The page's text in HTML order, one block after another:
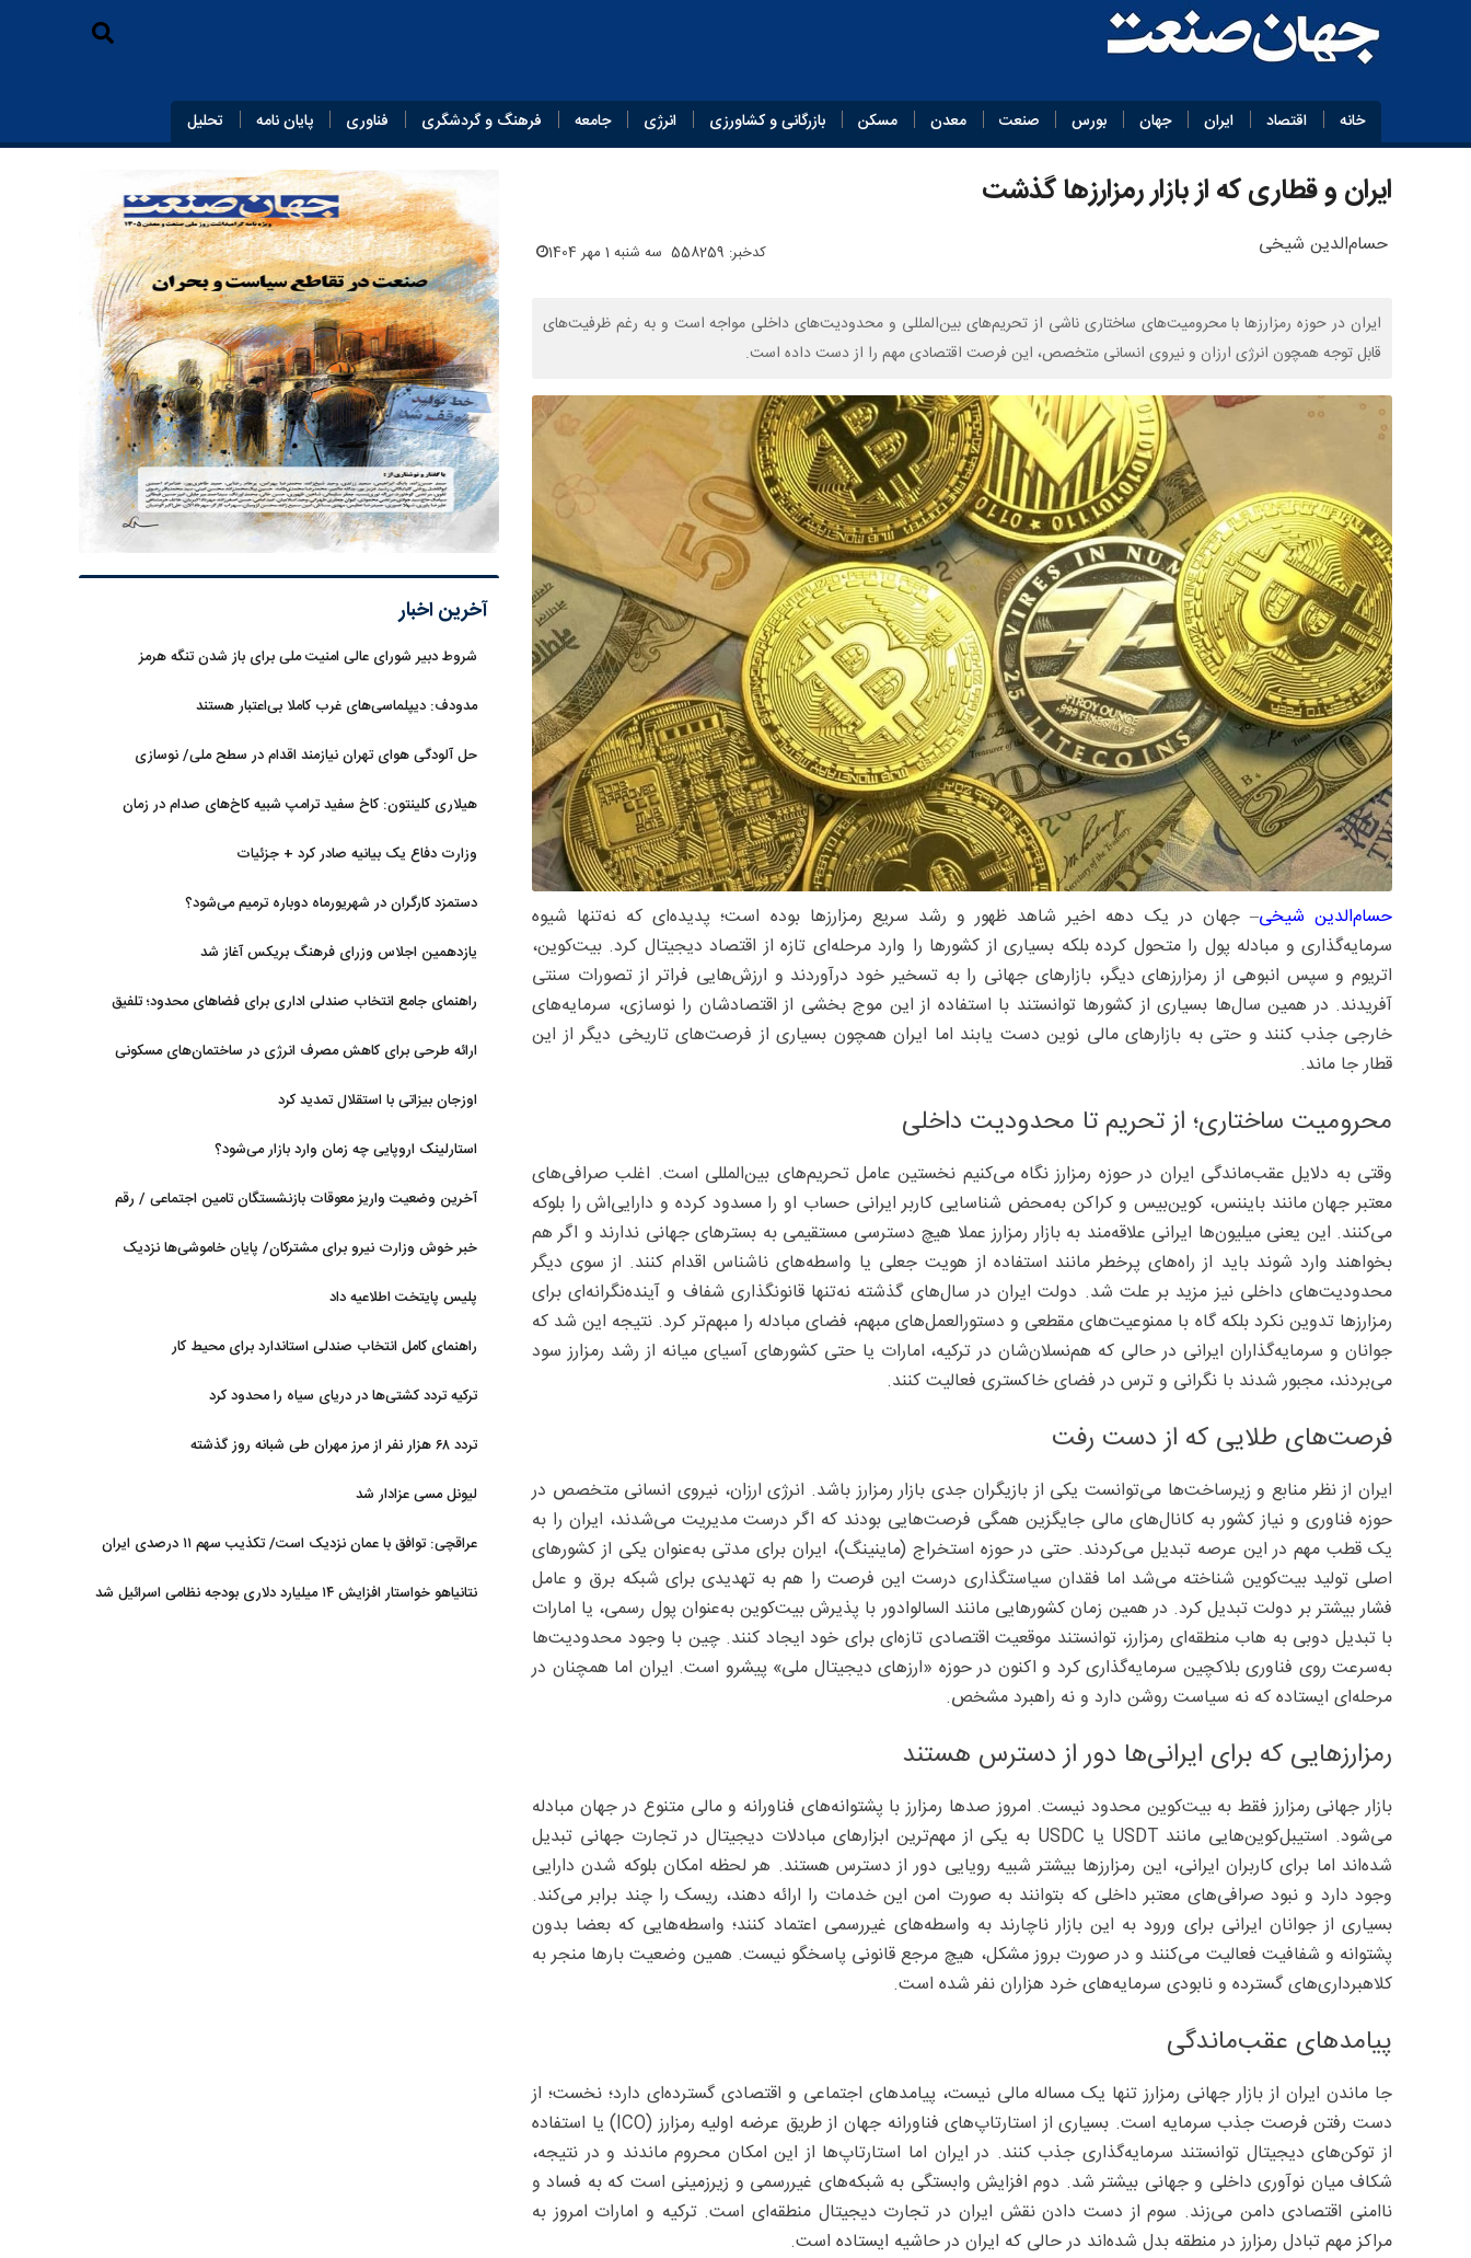
خانه اقتصاد ایران جهان بورس صنعت معدن مسکن بازرگانی و کشاورزی انرژی جامعه فرهنگ و گردشگری فناوری پایان‌ نامه تحلیل
ایران و قطاری که از بازار رمزارزها گذشت
حسام‌الدین شیخی کدخبر: 558259 سه شنبه 1 مهر 1404
ایران در حوزه رمزارزها با محرومیت‌های ساختاری ناشی از تحریم‌های بین‌المللی و محدودیت‌های داخلی مواجه است و به رغم ظرفیت‌های
قابل توجه همچون انرژی ارزان و نیروی انسانی متخصص، این فرصت اقتصادی مهم را از دست داده است.
حسام‌الدین شیخی– جهان در یک دهه اخیر شاهد ظهور و رشد سریع رمزارزها بوده است؛ پدیده‌ای که نه‌تنها شیوه
سرمایه‌گذاری و مبادله پول را متحول کرده بلکه بسیاری از کشورها را وارد مرحله‌ای تازه از اقتصاد دیجیتال کرد. بیت‌کوین،
اتریوم و سپس انبوهی از رمزارزهای دیگر، بازارهای جهانی را به تسخیر خود درآوردند و ارزش‌هایی فراتر از تصورات سنتی
آفریدند. در همین سال‌ها بسیاری از کشورها توانستند با استفاده از این موج بخشی از اقتصادشان را نوسازی، سرمایه‌های
خارجی جذب کنند و حتی به بازارهای مالی نوین دست یابند اما ایران همچون بسیاری از فرصت‌های تاریخی دیگر از این
قطار جا ماند.
محرومیت ساختاری؛ از تحریم تا محدودیت داخلی
وقتی به دلایل عقب‌ماندگی ایران در حوزه رمزارز نگاه می‌کنیم نخستین عامل تحریم‌های بین‌المللی است. اغلب صرافی‌های
معتبر جهان مانند بایننس، کوین‌بیس و کراکن به‌محض شناسایی کاربر ایرانی حساب او را مسدود کرده و دارایی‌اش را بلوکه
می‌کنند. این یعنی میلیون‌ها ایرانی علاقه‌مند به بازار رمزارز عملا هیچ دسترسی مستقیمی به بسترهای جهانی ندارند و اگر هم
بخواهند وارد شوند باید از راه‌های پرخطر مانند استفاده از هویت جعلی یا واسطه‌های ناشناس اقدام کنند. از سوی دیگر
محدودیت‌های داخلی نیز مزید بر علت شد. دولت ایران در سال‌های گذشته نه‌تنها قانونگذاری شفاف و آینده‌نگرانه‌ای برای
رمزارزها تدوین نکرد بلکه گاه با ممنوعیت‌های مقطعی و دستورالعمل‌های مبهم، فضای مبادله را مبهم‌تر کرد. نتیجه این شد که
جوانان و سرمایه‌گذاران ایرانی در حالی که هم‌نسلان‌شان در ترکیه، امارات یا حتی کشورهای آسیای میانه از رشد رمزارز سود
می‌بردند، مجبور شدند با نگرانی و ترس در فضای خاکستری فعالیت کنند.
فرصت‌های طلایی که از دست رفت
ایران از نظر منابع و زیرساخت‌ها می‌توانست یکی از بازیگران جدی بازار رمزارز باشد. انرژی ارزان، نیروی انسانی متخصص در
حوزه فناوری و نیاز کشور به کانال‌های مالی جایگزین همگی فرصت‌هایی بودند که اگر درست مدیریت می‌شدند، ایران را به
یک قطب مهم در این عرصه تبدیل می‌کردند. حتی در حوزه استخراج (ماینینگ)، ایران برای مدتی به‌عنوان یکی از کشورهای
اصلی تولید بیت‌کوین شناخته می‌شد اما فقدان سیاستگذاری درست این فرصت را هم به تهدیدی برای شبکه برق و عامل
فشار بیشتر بر دولت تبدیل کرد. در همین زمان کشورهایی مانند السالوادور با پذیرش بیت‌کوین به‌عنوان پول رسمی، یا امارات
با تبدیل دوبی به هاب منطقه‌ای رمزارز، توانستند موقعیت اقتصادی تازه‌ای برای خود ایجاد کنند. چین با وجود محدودیت‌ها
به‌سرعت روی فناوری بلاکچین سرمایه‌گذاری کرد و اکنون در حوزه «ارزهای دیجیتال ملی» پیشرو است. ایران اما همچنان در
مرحله‌ای ایستاده که نه سیاست روشن دارد و نه راهبرد مشخص.
رمزارزهایی که برای ایرانی‌ها دور از دسترس‌ هستند
بازار جهانی رمزارز فقط به بیت‌کوین محدود نیست. امروز صدها رمزارز با پشتوانه‌های فناورانه و مالی متنوع در جهان مبادله
می‌شود. استیبل‌کوین‌هایی مانند USDT یا USDC به یکی از مهم‌ترین ابزارهای مبادلات دیجیتال در تجارت جهانی تبدیل
شده‌اند اما برای کاربران ایرانی، این رمزارزها بیشتر شبیه رویایی دور از دسترس هستند. هر لحظه امکان بلوکه شدن دارایی
وجود دارد و نبود صرافی‌های معتبر داخلی که بتوانند به ‌صورت امن این خدمات را ارائه دهند، ریسک را چند برابر می‌کند.
بسیاری از جوانان ایرانی برای ورود به این بازار ناچارند به واسطه‌های غیررسمی اعتماد کنند؛ واسطه‌هایی که بعضا بدون
پشتوانه و شفافیت فعالیت می‌کنند و در صورت بروز مشکل، هیچ مرجع قانونی پاسخگو نیست. همین وضعیت بارها منجر به
کلاهبرداری‌های گسترده و نابودی سرمایه‌های خرد هزاران نفر شده است.
پیامدهای عقب‌ماندگی
جا ماندن ایران از بازار جهانی رمزارز تنها یک مساله مالی نیست، پیامدهای اجتماعی و اقتصادی گسترده‌ای دارد؛ نخست؛ از
دست رفتن فرصت جذب سرمایه است. بسیاری از استارتاپ‌های فناورانه جهان از طریق عرضه اولیه رمزارز (ICO) یا استفاده
از توکن‌های دیجیتال توانستند سرمایه‌گذاری جذب کنند. در ایران اما استارتاپ‌ها از این امکان محروم ماندند و در نتیجه،
شکاف میان نوآوری داخلی و جهانی بیشتر شد. دوم افزایش وابستگی به شبکه‌های غیررسمی و زیرزمینی است که به فساد و
ناامنی اقتصادی دامن می‌زند. سوم از دست دادن نقش ایران در تجارت دیجیتال منطقه‌ای است. ترکیه و امارات امروز به
مراکز مهم تبادل رمزارز در منطقه بدل شده‌اند در حالی که ایران در حاشیه ایستاده است.
آخرین اخبار
شروط دبیر شورای عالی امنیت ملی برای باز شدن تنگه هرمز
مدودف: دیپلماسی‌های غرب کاملا بی‌اعتبار هستند
حل آلودگی هوای تهران نیازمند اقدام در سطح ملی/ نوسازی
هیلاری کلینتون: کاخ سفید ترامپ شبیه کاخ‌های صدام در زمان
وزارت دفاع یک بیانیه صادر کرد + جزئیات
دستمزد کارگران در شهریورماه دوباره ترمیم می‌شود؟
یازدهمین اجلاس وزرای فرهنگ بریکس آغاز شد
راهنمای جامع انتخاب صندلی اداری برای فضاهای محدود؛ تلفیق
ارائه طرحی برای کاهش مصرف انرژی در ساختمان‌های مسکونی
اوزجان بیزاتی با استقلال تمدید کرد
استارلینک اروپایی چه زمان وارد بازار می‌شود؟
آخرین وضعیت واریز معوقات بازنشستگان تامین اجتماعی / رقم
خبر خوش وزارت نیرو برای مشترکان/ پایان خاموشی‌ها نزدیک
پلیس پایتخت اطلاعیه داد
راهنمای کامل انتخاب صندلی استاندارد برای محیط کار
ترکیه تردد کشتی‌ها در دریای سیاه را محدود کرد
تردد ۶۸ هزار نفر از مرز مهران طی شبانه روز گذشته
لیونل مسی عزادار شد
عراقچی: توافق با عمان نزدیک است/ تکذیب سهم ۱۱ درصدی ایران
نتانیاهو خواستار افزایش ۱۴ میلیارد دلاری بودجه نظامی اسرائیل شد